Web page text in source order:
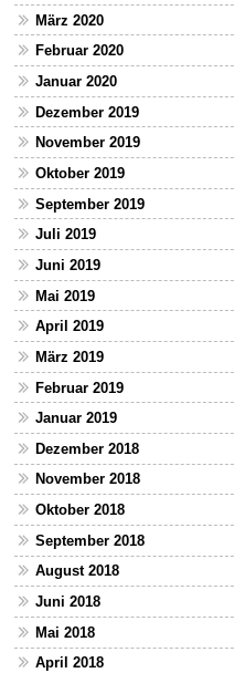
März 2020
Februar 2020
Januar 2020
Dezember 2019
November 2019
Oktober 2019
September 2019
Juli 2019
Juni 2019
Mai 2019
April 2019
März 2019
Februar 2019
Januar 2019
Dezember 2018
November 2018
Oktober 2018
September 2018
August 2018
Juni 2018
Mai 2018
April 2018